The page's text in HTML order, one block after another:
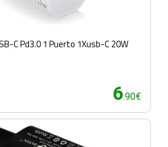
C Pd3.0 1 Puerto 1Xusb-C 20W
6.90€